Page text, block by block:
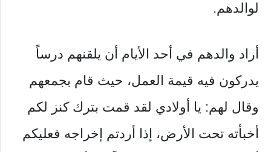
لوالدهم.
أراد والدهم في أحد الأيام أن يلقنهم درساً
يدركون فيه قيمة العمل، حيث قام بجمعهم
وقال لهم: يا أولادي لقد قمت بترك كنز لكم
أخبأته تحت الأرض، إذا أردتم إخراجه فعليكم